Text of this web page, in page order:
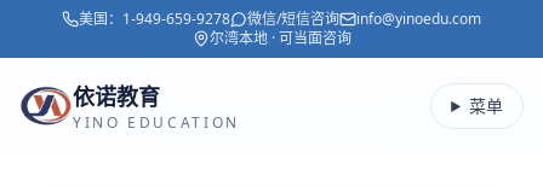
美国： 1-949-659-9278 微信/短信咨询
info@yinoedu.com
尔湾本地 · 可当面咨询
依诺教育
YINO EDUCATION
菜单